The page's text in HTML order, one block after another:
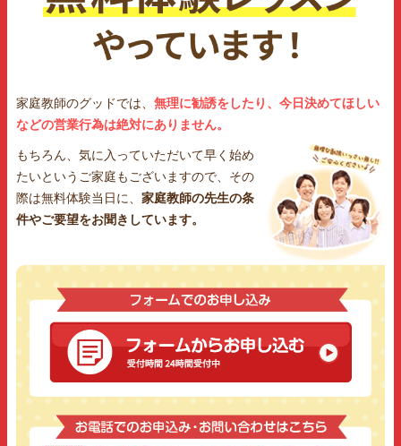
家庭教師のグッドでは、 無理に勧誘をしたり、今日決めてほしい
などの営業行為は絶対にありません。
もちろん、気に入っていただいて早く始め
たいというご家庭もございますので、その
際は無料体験当日に、 家庭教師の先生の条
件やご要望をお聞きしています。